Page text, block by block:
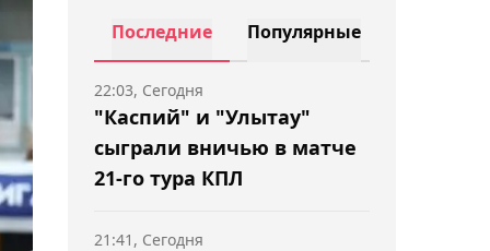
Последние Популярные
"Каспий" и "Улытау"
сыграли вничью в матче
21-го тура КПЛ
22:03, Сегодня
21:41, Сегодня